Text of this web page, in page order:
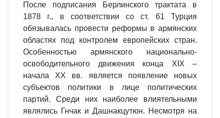
После подписания Берлинского трактата в
1878 г., в соответствии со ст. 61 Турция
обязывалась провести реформы в армянских
областях под контролем европейских стран.
Особенностью армянского национально-
освободительного движения конца XIX –
начала XX вв. является появление новых
субъектов политики в лице политических
партий. Среди них наиболее влиятельными
являлись Гнчак и Дашнакцутюн. Несмотря на